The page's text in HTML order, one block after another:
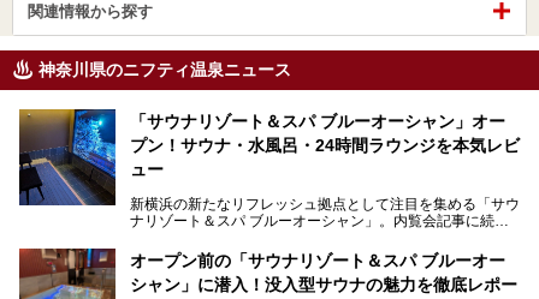
関連情報から探す
神奈川県のニフティ温泉ニュース
「サウナリゾート＆スパ ブルーオーシャン」オー
プン！サウナ・水風呂・24時間ラウンジを本気レビ
ュー
新横浜の新たなリフレッシュ拠点として注目を集める「サウ
ナリゾート＆スパ ブルーオーシャン」。内覧会記事に続
す。サウナや水風呂の気持ちよさはもちろん、リラックスス
ペースの過ごしやすさまで徹底チェック。新横浜エリアで日
常の疲れをリセットしたい人、ライブやスポーツ観戦遠征組
オープン前の「サウナリゾート＆スパ ブルーオー
シャン」に潜入！没入型サウナの魅力を徹底レポー